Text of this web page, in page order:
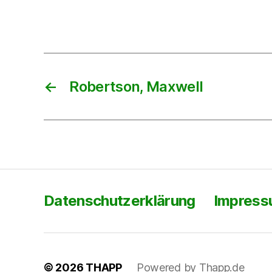
← Robertson, Maxwell
Datenschutzerklärung
© 2026 THAPP Powered by Thapp.de